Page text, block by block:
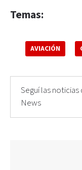
Temas:
AVIACIÓN
Seguí las
News